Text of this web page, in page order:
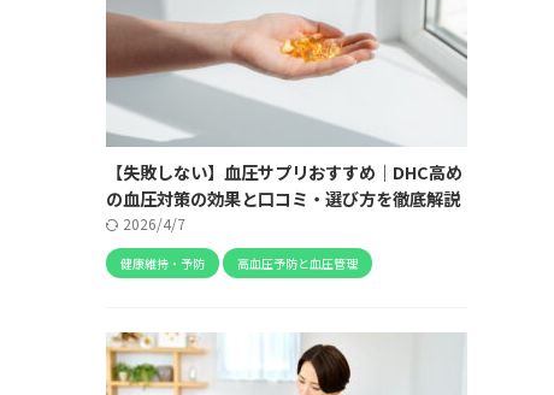
【失敗しない】血圧サプリおすすめ｜DHC高め
の血圧対策の効果と口コミ・選び方を徹底解説
2026/4/7
健康維持・予防 高血圧予防と血圧管理